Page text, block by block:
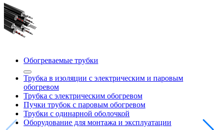
Обогреваемые трубки
Трубка в изоляции с электрическим и паровым
обогревом
Трубка с электрическим обогревом
Пучки трубок с паровым обогревом
Трубки с одинарной оболочкой
Оборудование для монтажа и эксплуатации